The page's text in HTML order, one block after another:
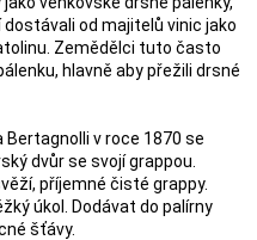
od majitelů vinic jako
Zemědělci tuto často
hlavně aby přežili drsné
v roce 1870 se
dvůr se svojí grappou.
příjemné čisté grappy.
úkol. Dodávat do palírny
šťávy.